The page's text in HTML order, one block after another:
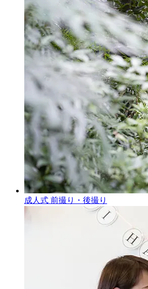
成人式 前撮り・後撮り